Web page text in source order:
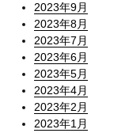
2023年9月
2023年8月
2023年7月
2023年6月
2023年5月
2023年4月
2023年2月
2023年1月